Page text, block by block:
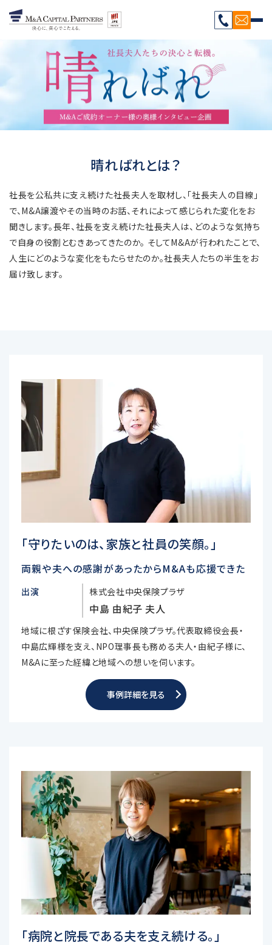
晴ればれとは？
社長を公私共に支え続けた社長夫人を取材し、「社長夫人の目線」
で、M&A譲渡やその当時のお話、それによって感じられた変化をお
聞きします。長年、社長を支え続けた社長夫人は、どのような気持ち
で自身の役割とむきあってきたのか。 そしてM&Aが行われたことで、
人生にどのような変化をもたらせたのか。社長夫人たちの半生をお
届け致します。
「守りたいのは、家族と社員の笑顔。」
両親や夫への感謝があったからM&Aも応援できた
出演 株式会社中央保険プラザ
中島 由紀子 夫人
地域に根ざす保険会社、中央保険プラザ。代表取締役会長・
中島広輝様を支え、NPO理事長も務める夫人・由紀子様に、
M&Aに至った経緯と地域への想いを伺います。
事例詳細を見る
「病院と院長である夫を支え続ける。」